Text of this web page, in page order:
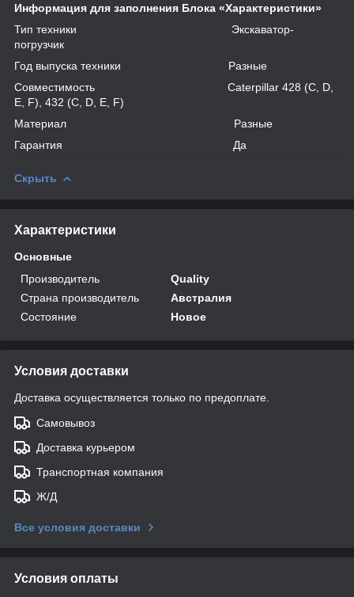
Информация для заполнения Блока «Характеристики»
Тип техники Экскаватор-
погрузчик
Год выпуска техники Разные
Совместимость Caterpillar 428 (C, D,
E, F), 432 (C, D, E, F)
Материал Разные
Гарантия Да
Скрыть
Характеристики
Основные
Производитель
Quality
Страна производитель
Австралия
Состояние
Новое
Условия доставки
Доставка осуществляется только по предоплате.
Самовывоз
Доставка курьером
Транспортная компания
Ж/Д
Все условия доставки
Условия оплаты